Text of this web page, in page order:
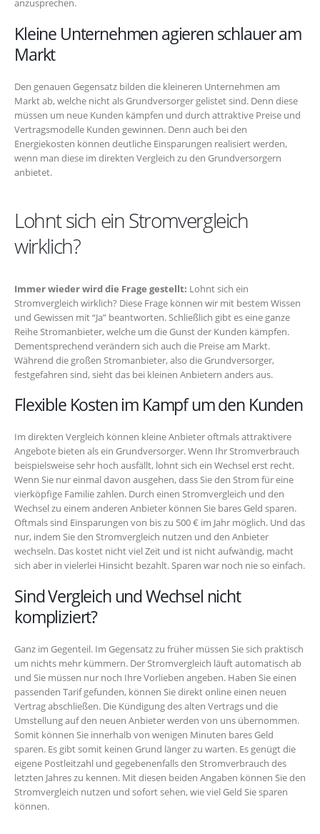
anzusprechen.
Kleine Unternehmen agieren schlauer am
Markt
Den genauen Gegensatz bilden die kleineren Unternehmen am
Markt ab, welche nicht als Grundversorger gelistet sind. Denn diese
müssen um neue Kunden kämpfen und durch attraktive Preise und
Vertragsmodelle Kunden gewinnen. Denn auch bei den
Energiekosten können deutliche Einsparungen realisiert werden,
wenn man diese im direkten Vergleich zu den Grundversorgern
anbietet.
Lohnt sich ein Stromvergleich
wirklich?
Immer wieder wird die Frage gestellt: Lohnt sich ein
Stromvergleich wirklich? Diese Frage können wir mit bestem Wissen
und Gewissen mit “Ja” beantworten. Schließlich gibt es eine ganze
Reihe Stromanbieter, welche um die Gunst der Kunden kämpfen.
Dementsprechend verändern sich auch die Preise am Markt.
Während die großen Stromanbieter, also die Grundversorger,
festgefahren sind, sieht das bei kleinen Anbietern anders aus.
Flexible Kosten im Kampf um den Kunden
Im direkten Vergleich können kleine Anbieter oftmals attraktivere
Angebote bieten als ein Grundversorger. Wenn Ihr Stromverbrauch
beispielsweise sehr hoch ausfällt, lohnt sich ein Wechsel erst recht.
Wenn Sie nur einmal davon ausgehen, dass Sie den Strom für eine
vierköpfige Familie zahlen. Durch einen Stromvergleich und den
Wechsel zu einem anderen Anbieter können Sie bares Geld sparen.
Oftmals sind Einsparungen von bis zu 500 € im Jahr möglich. Und das
nur, indem Sie den Stromvergleich nutzen und den Anbieter
wechseln. Das kostet nicht viel Zeit und ist nicht aufwändig, macht
sich aber in vielerlei Hinsicht bezahlt. Sparen war noch nie so einfach.
Sind Vergleich und Wechsel nicht
kompliziert?
Ganz im Gegenteil. Im Gegensatz zu früher müssen Sie sich praktisch
um nichts mehr kümmern. Der Stromvergleich läuft automatisch ab
und Sie müssen nur noch Ihre Vorlieben angeben. Haben Sie einen
passenden Tarif gefunden, können Sie direkt online einen neuen
Vertrag abschließen. Die Kündigung des alten Vertrags und die
Umstellung auf den neuen Anbieter werden von uns übernommen.
Somit können Sie innerhalb von wenigen Minuten bares Geld
sparen. Es gibt somit keinen Grund länger zu warten. Es genügt die
eigene Postleitzahl und gegebenenfalls den Stromverbrauch des
letzten Jahres zu kennen. Mit diesen beiden Angaben können Sie den
Stromvergleich nutzen und sofort sehen, wie viel Geld Sie sparen
können.